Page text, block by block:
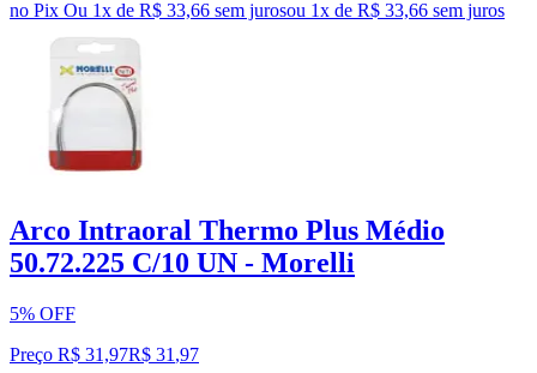
no Pix Ou 1x de R$ 33,66 sem jurosou 1x de R$ 33,66 sem juros
Arco Intraoral Thermo Plus Médio
50.72.225 C/10 UN - Morelli
5% OFF
Preço R$ 31,97R$ 31 ,97